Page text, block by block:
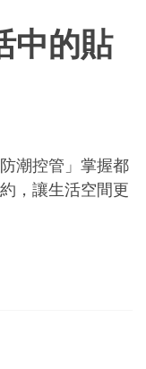
中的貼
潮控管」掌握都
，讓生活空間更